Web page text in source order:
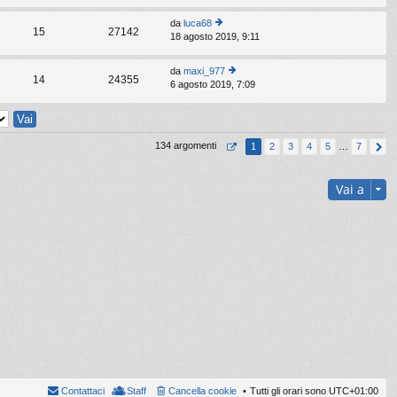
o
a
g
gi
o
m
e
s
a
g
gi
o
im
o
m
e
s
gi
o
15 27142
da luca68
e
im
o
m
s
s
18 agosto 2019, 9:11
14 24355
da maxi_977
e
m
6 agosto 2019, 7:09
134 argomenti 1 2 3 4 5 … 7
Vai a
Tutti gli orari sono UTC+01:00
Cancella cookie
Staff
Contattaci